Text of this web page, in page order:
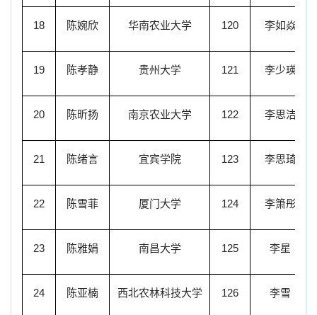
18 陈婉欣 华南农业大学 120 李如焱
19 陈孝静 贵州大学 121 李少瑛
20 陈昕扬 南京农业大学 122 李思洁
21 陈绪言 宜宾学院 123 李思琦
22 陈雪菲 厦门大学 124 李箫彤
23 陈雅娟 南昌大学 125 李星
24 陈亚楠 西北农林科技大学 126 李雪